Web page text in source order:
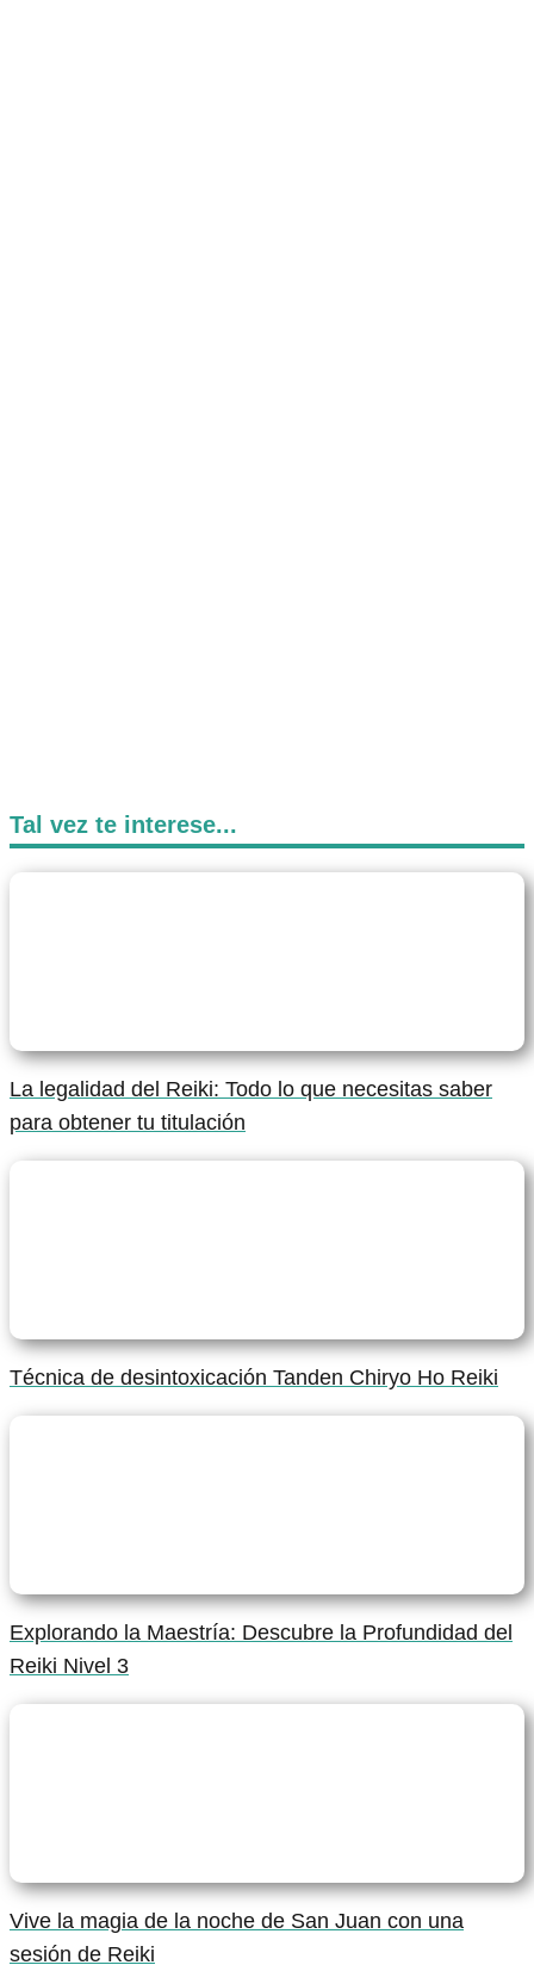
Tal vez te interese...
La legalidad del Reiki: Todo lo que necesitas saber
para obtener tu titulación
Técnica de desintoxicación Tanden Chiryo Ho Reiki
Explorando la Maestría: Descubre la Profundidad del
Reiki Nivel 3
Vive la magia de la noche de San Juan con una
sesión de Reiki